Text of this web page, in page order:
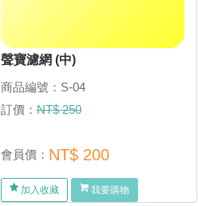
聲寶濾網 (中)
商品編號：S-04
訂價：NT$ 250
會員價： NT$ 200
加入收藏 我要購物